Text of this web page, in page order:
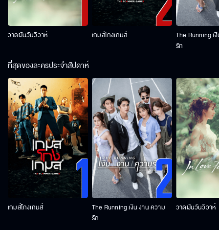
วาดฝันวันวิวาห์ เกมส์โกงเกมส์
The Running เ
รัก
ที่สุดของละครประจำสัปดาห์
เกมส์โกงเกมส์
The Running เงิน งาน ความ
รัก
วาดฝันวันวิวาห์